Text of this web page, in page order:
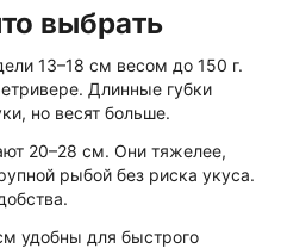
выбрать
13–18 см весом до 150 г.
Длинные губки
но весят больше.
20–28 см. Они тяжелее,
рыбой без риска укуса.
удобны для быстрого